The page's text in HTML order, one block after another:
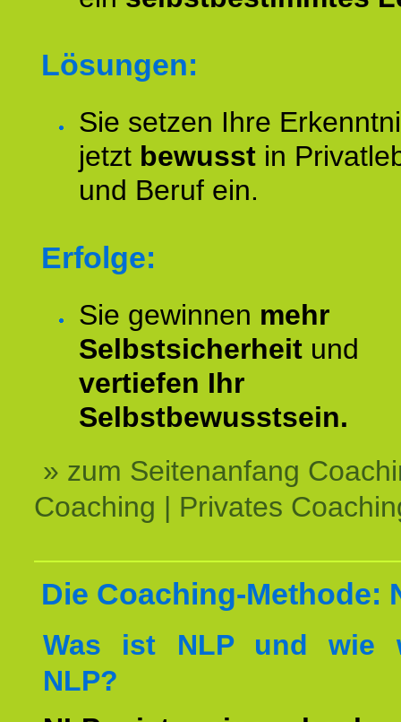
Lösungen:
Sie setzen Ihre
jetzt bewusst in
und Beruf ein.
Erfolge:
Sie gewinnen mehr
Selbstsicherheit und
vertiefen Ihr
Selbstbewusstsein.
» zum Seitenanfang
Coaching | Privates
Die Coaching-Methode:
Was ist NLP und wie
NLP?